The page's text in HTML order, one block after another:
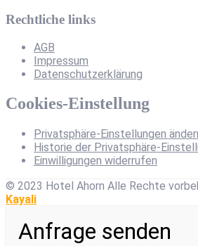
Rechtliche links
AGB
Impressum
Datenschutzerklärung
Cookies-Einstellung
Privatsphäre-Einstellungen
Historie der Privatsphäre-
Einwilligungen widerrufen
© 2023 Hotel Ahorn Alle Rechte
Kayali
Anfrage senden